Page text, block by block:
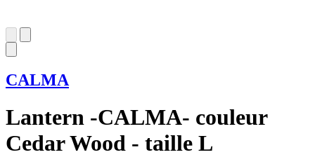
CALMA
Lantern -CALMA- couleur
Cedar Wood - taille L